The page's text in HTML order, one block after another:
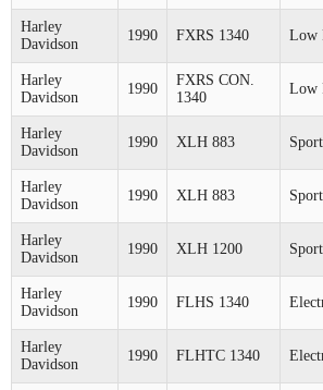
Harley
Davidson
1990 FXRS 1340 Low
Harley
Davidson
1990
FXRS CON.
1340
Low
Harley
Davidson
1990 XLH 883
Harley
Davidson
1990 XLH 883
Harley
Davidson
1990 XLH 1200
Harley
Davidson
1990 FLHS 1340
Harley
Davidson
1990 FLHTC 1340